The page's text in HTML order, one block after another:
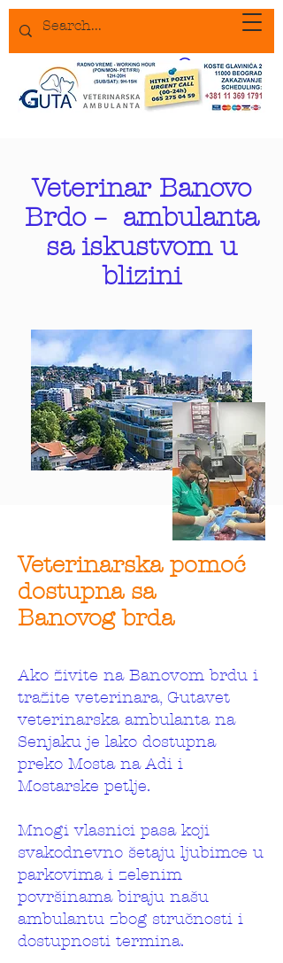
Veterinar Banovo
Brdo – ambulanta
sa iskustvom u
blizini
Veterinarska pomoć
dostupna sa
Banovog brda
Ako živite na Banovom brdu i
tražite veterinara, Gutavet
veterinarska ambulanta na
Senjaku je lako dostupna
preko Mosta na Adi i
Mostarske petlje.
Mnogi vlasnici pasa koji
svakodnevno šetaju ljubimce u
parkovima i zelenim
površinama biraju našu
ambulantu zbog stručnosti i
dostupnosti termina.